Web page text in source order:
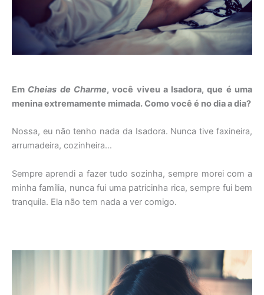
Em Cheias de Charme, você viveu a Isadora, que é uma
menina extremamente mimada. Como você é no dia a dia?
Nossa, eu não tenho nada da Isadora. Nunca tive faxineira,
arrumadeira, cozinheira…
Sempre aprendi a fazer tudo sozinha, sempre morei com a
minha família, nunca fui uma patricinha rica, sempre fui bem
tranquila. Ela não tem nada a ver comigo.